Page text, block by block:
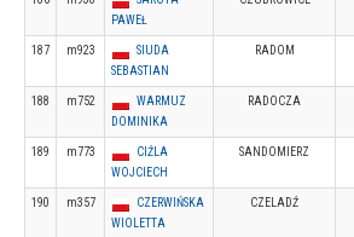
PAWEŁ
187 m923
SIUDA
SEBASTIAN
RADOM
188 m752
WARMUZ
DOMINIKA
RADOCZA
189 m773
CIŹLA
WOJCIECH
SANDOMIERZ
190 m357
CZERWIŃSKA
WIOLETTA
CZELADŹ